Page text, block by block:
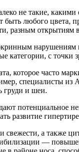
не такие,
любого цвета,
разным
нарушениям
с точки
которое часто
специалисты из
груди и шеи.
потенциальное
развитие
а также
—